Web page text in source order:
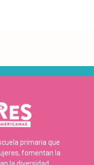
primaria que
fomentan la
la diversidad.